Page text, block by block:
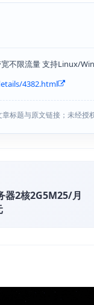
不限流量 支持Linux/
4382.html
标题与原文链接；未经授
器2核2G5M25/月